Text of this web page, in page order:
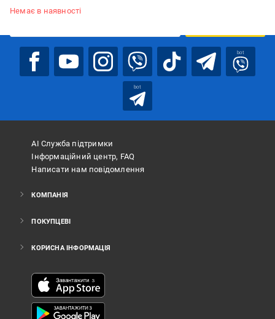
Немає в наявності
bot
bot
АІ Служба підтримки
Інформаційний центр, FAQ
Написати нам повідомлення
КОМПАНІЯ
ПОКУПЦЕВІ
КОРИСНА ІНФОРМАЦІЯ